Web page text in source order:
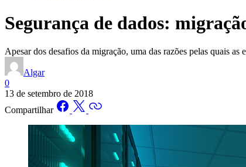
Segurança de dados:
Apesar dos desafios da migração, uma das razões pelas quais
Algar
0
13 de setembro de 2018
Compartilhar